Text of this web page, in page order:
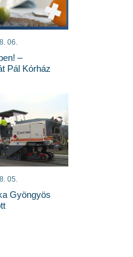
06.
–
Pál Kórház
05.
Gyöngyös